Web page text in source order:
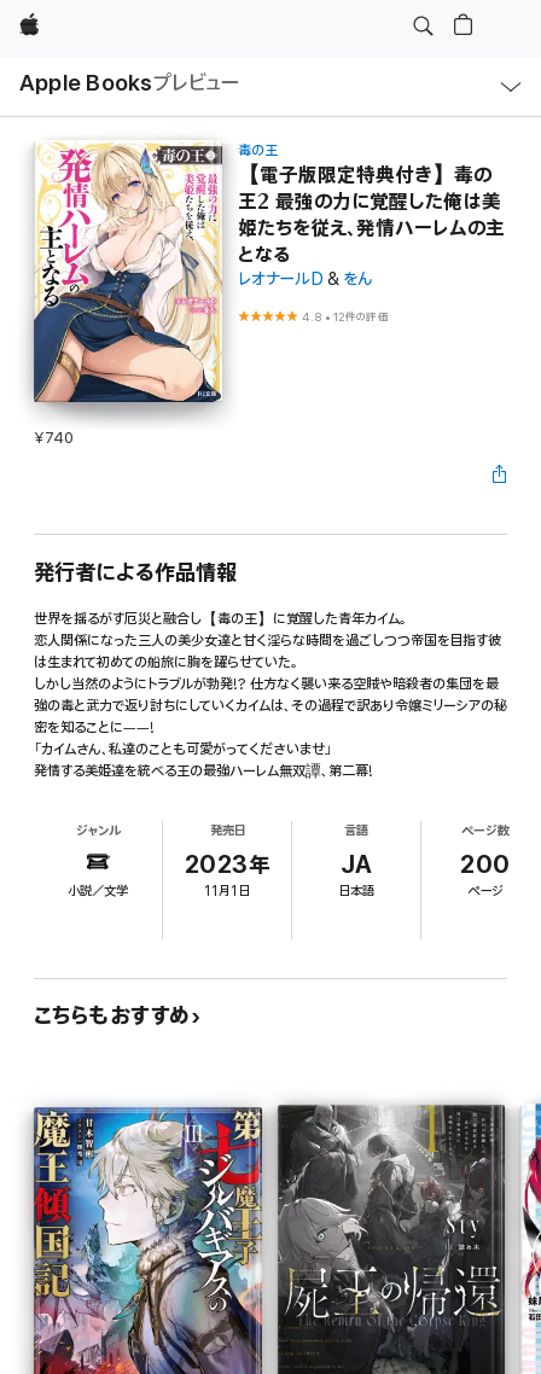
Apple
Apple Booksプレビュー
ル
毒の王
【電子版限定特典付き】毒の
王2 最強の力に覚醒した俺は美
姫たちを従え、発情ハーレムの主
となる
レオナールD & をん
4.8 •12件の評価
¥740
発行者による作品情報
世界を揺るがす厄災と融合し【毒の王】に覚醒した青年カイム。
恋人関係になった三人の美少女達と甘く淫らな時間を過ごしつつ帝国を目指す彼
は生まれて初めての船旅に胸を躍らせていた。
しかし当然のようにトラブルが勃発!? 仕方なく襲い来る空賊や暗殺者の集団を最
強の毒と武力で返り討ちにしていくカイムは、その過程で訳あり令嬢ミリーシアの秘
密を知ることに――!
「カイムさん、私達のことも可愛がってくださいませ」
発情する美姫達を統べる王の最強ハーレム無双譚、第二幕!
ジャンル
小説／文学
発売日
2023年
11月1日
言語
JA
日本語
ページ数
200
ページ
こちらもおすすめ